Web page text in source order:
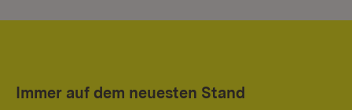
Immer auf dem neuesten Stand